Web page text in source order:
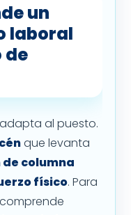
un
laboral
de
al puesto.
que levanta
columna
físico. Para